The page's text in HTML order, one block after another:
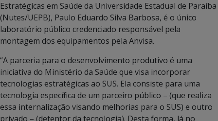
Estratégicas em Saúde da Universidade Estadual de Paraíba
(Nutes/UEPB), Paulo Eduardo Silva Barbosa, é o único
laboratório público credenciado responsável pela
montagem dos equipamentos pela Anvisa.
“A parceria para o desenvolvimento produtivo é uma
iniciativa do Ministério da Saúde que visa incorporar
tecnologias estratégicas ao SUS. Ela consiste para uma
tecnologia específica de um parceiro público – (que realiza
essa internalização visando melhorias para o SUS) e outro
privado – (detentor da tecnologia). Desta forma, lá no